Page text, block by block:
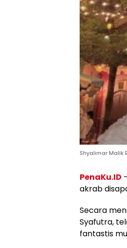
Shyalimar Malik
PenaKu.ID
akrab
Secara
Syafutra,
fantastis